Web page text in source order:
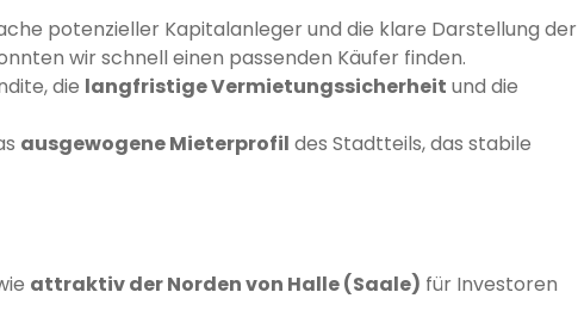
potenzieller Kapitalanleger und die klare Darstellung der
wir schnell einen passenden Käufer finden.
die langfristige Vermietungssicherheit und die
ausgewogene Mieterprofil des Stadtteils, das stabile
attraktiv der Norden von Halle (Saale) für Investoren